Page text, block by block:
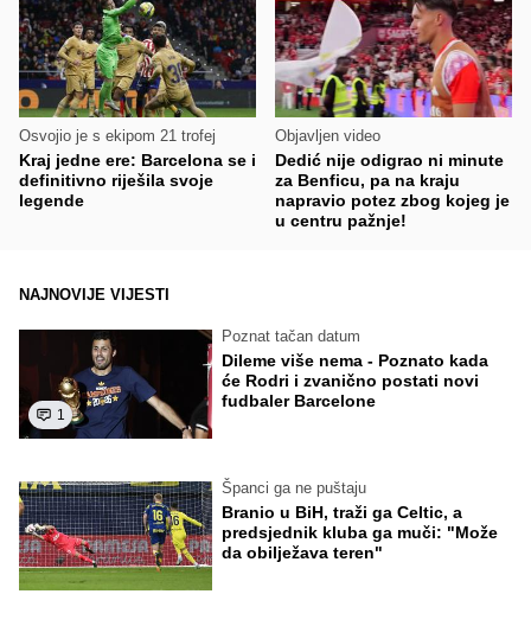
Osvojio je s ekipom 21 trofej
Kraj jedne ere: Barcelona se i
definitivno riješila svoje
legende
Objavljen video
Dedić nije odigrao ni minute
za Benficu, pa na kraju
napravio potez zbog kojeg je
u centru pažnje!
NAJNOVIJE VIJESTI
1
Poznat tačan datum
Dileme više nema - Poznato kada
će Rodri i zvanično postati novi
fudbaler Barcelone
Španci ga ne puštaju
Branio u BiH, traži ga Celtic, a
predsjednik kluba ga muči: "Može
da obilježava teren"